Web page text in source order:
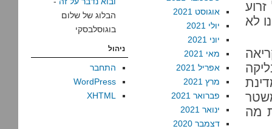
לא
מה
אוגוסט 2021
יולי 2021
יוני 2021
מאי 2021
אפריל 2021
מרץ 2021
פברואר 2021
ינואר 2021
דצמבר 2020
הבלוג של שלום
בוגוסלבסקי
ניהול
התחבר
WordPress
XHTML